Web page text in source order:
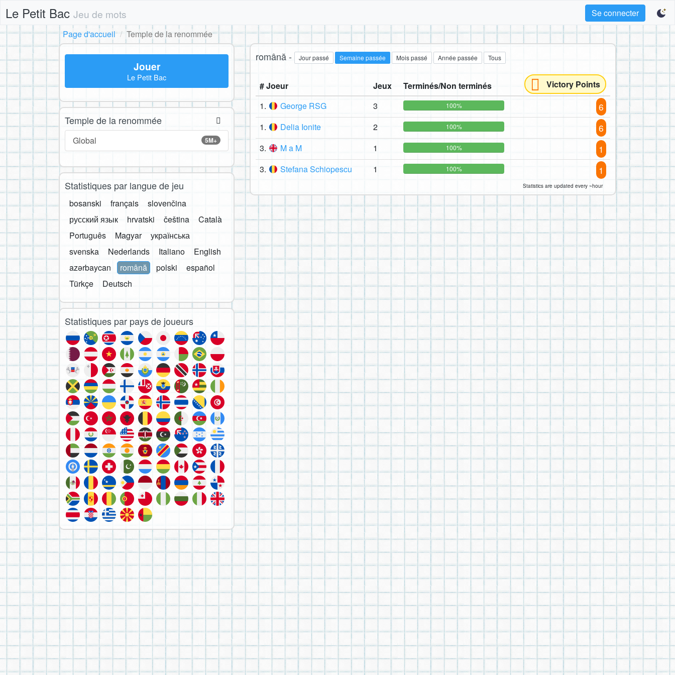
Le Petit Bac Jeu de mots
Se connecter
Page d'accueil
Temple de la renommée
română - Jour passé Semaine passée Mois passé Année passée Tous
# Joeur Jeux Terminés/Non terminés
Victory Points
1.
George RSG 3 100% 6
1. Delia Ionite 2 100% 6
3. M a M 1 100% 1
3. Stefana Schiopescu 1 100% 1
Statistics are updated every ~hour
Jouer
Le Petit Bac
Temple de la renommée
5M+
Global
Statistiques par langue de jeu
bosanski français
slovenčina
русский язык
hrvatski čeština
Català
Português
Magyar
українська
svenska
Nederlands Italiano
English
azərbaycan
română polski
español
Türkçe
Deutsch
Statistiques par pays de joueurs